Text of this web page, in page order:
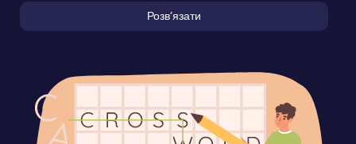
Розвʼязати